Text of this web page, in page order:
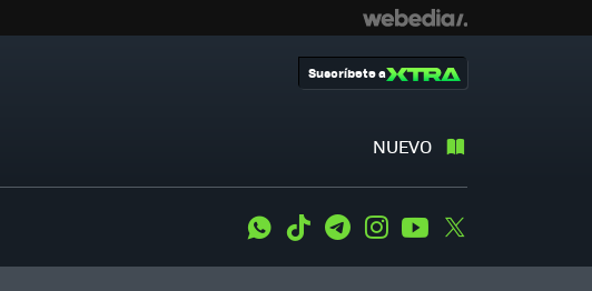
NUEVO
Suscríbete a
WhatsApp
Tiktok TelegramInstagramYoutube